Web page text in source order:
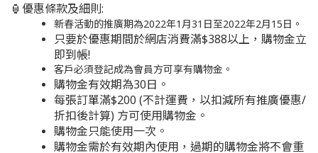
🏮優惠條款及細則:
新春活動的推廣期為2022年1月31日至2022年2月15日。
只要於優惠期間於網店消費滿$388以上，購物金立
即到帳!
客戶必須登記成為會員方可享有購物金。
購物金有效期為30日。
每張訂單滿$200 (不計運費，以扣減所有推廣優惠/
折扣後計算) 方可使用購物金。
購物金只能使用一次。
購物金需於有效期內使用，過期的購物金將不會重